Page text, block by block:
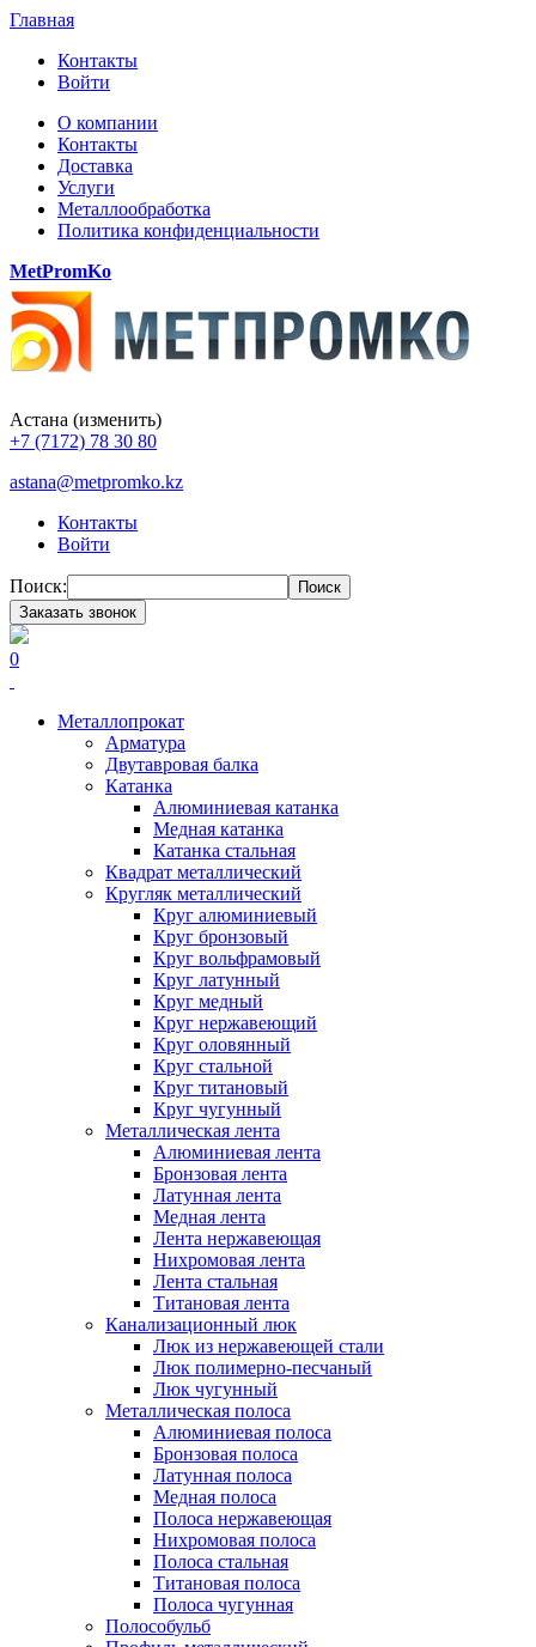
Главная
Контакты
Войти
О компании
Контакты
Доставка
Услуги
Металлообработка
Политика конфиденциальности
MetPromKo
Астана (изменить)
+7 (7172) 78 30 80
astana@metpromko.kz
Контакты
Войти
Поиск:
Поиск
Заказать звонок
0
Металлопрокат
Арматура
Двутавровая балка
Катанка
Алюминиевая катанка
Медная катанка
Катанка стальная
Квадрат металлический
Кругляк металлический
Круг алюминиевый
Круг бронзовый
Круг вольфрамовый
Круг латунный
Круг медный
Круг нержавеющий
Круг оловянный
Круг стальной
Круг титановый
Круг чугунный
Металлическая лента
Алюминиевая лента
Бронзовая лента
Латунная лента
Медная лента
Лента нержавеющая
Нихромовая лента
Лента стальная
Титановая лента
Канализационный люк
Люк из нержавеющей стали
Люк полимерно-песчаный
Люк чугунный
Металлическая полоса
Алюминиевая полоса
Бронзовая полоса
Латунная полоса
Медная полоса
Полоса нержавеющая
Нихромовая полоса
Полоса стальная
Титановая полоса
Полоса чугунная
Полособульб